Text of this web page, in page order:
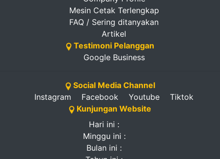
Mesin Cetak Terlengkap
FAQ / Sering ditanyakan
Artikel
Testimoni Pelanggan
Google Business
Social Media Channel
Instagram
Facebook Youtube
Tiktok
Kunjungan Website
Hari ini :
Minggu ini :
Bulan ini :